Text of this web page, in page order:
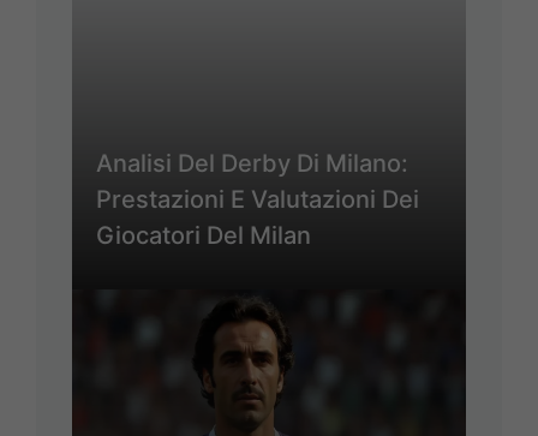
Analisi Del Derby Di Milano:
Prestazioni E Valutazioni Dei
Giocatori Del Milan